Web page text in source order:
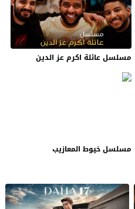
مسلسل عائلة اكرم عز الدين
مسلسل خيوط المعازيب